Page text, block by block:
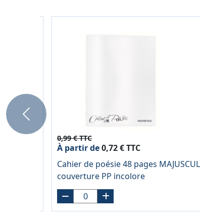
0,99 € TTC
À partir de0,72 € TTC
Cahier de poésie 48 pages
couverture PP incolore
Previous